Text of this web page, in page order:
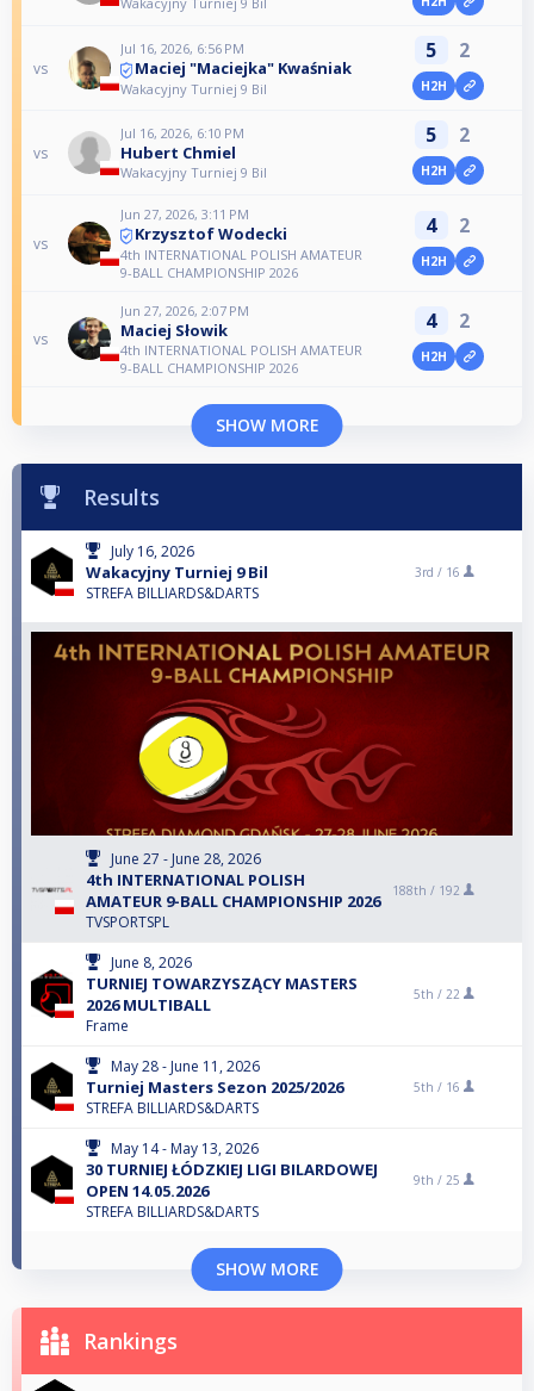
vs
Jul 16, 2026, 6:56 PM
Maciej "Maciejka" Kwaśniak
Wakacyjny Turniej 9 Bil
5 2
H2H
vs
Jul 16, 2026, 6:10 PM
Hubert Chmiel
Wakacyjny Turniej 9 Bil
5 2
H2H
vs
Jun 27, 2026, 3:11 PM
Krzysztof Wodecki
4th INTERNATIONAL POLISH AMATEUR
9-BALL CHAMPIONSHIP 2026
4 2
H2H
vs
Jun 27, 2026, 2:07 PM
Maciej Słowik
4th INTERNATIONAL POLISH AMATEUR
9-BALL CHAMPIONSHIP 2026
4 2
H2H
SHOW MORE
Results
July 16, 2026
Wakacyjny Turniej 9 Bil
STREFA BILLIARDS&DARTS
3rd / 16
June 27 - June 28, 2026
4th INTERNATIONAL POLISH
AMATEUR 9-BALL CHAMPIONSHIP 2026
TVSPORTSPL
188th / 192
June 8, 2026
TURNIEJ TOWARZYSZĄCY MASTERS
2026 MULTIBALL
Frame
5th / 22
May 28 - June 11, 2026
Turniej Masters Sezon 2025/2026
STREFA BILLIARDS&DARTS
5th / 16
May 14 - May 13, 2026
30 TURNIEJ ŁÓDZKIEJ LIGI BILARDOWEJ
OPEN 14.05.2026
STREFA BILLIARDS&DARTS
9th / 25
SHOW MORE
Rankings